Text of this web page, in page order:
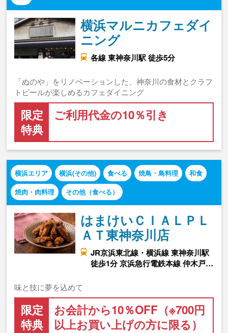
横浜マルニカフェダイ
ニング
各線 東神奈川駅 徒歩5分
「ぬのや」をリノベーションした、神奈川の食材とクラフ
トビールが楽しめるカフェダイニング
限定
特典
ご利用代金の10％引き
横浜エリア 横浜(その他) 食べる 焼鳥・鳥料理
和食
焼肉・肉料理
その他（食べる）
はまけいＣＩＡＬＰＬ
ＡＴ東神奈川店
JR京浜東北線・横浜線 東神奈川駅
徒歩1分 京浜急行電鉄本線 仲木戸…
味と技に夢を込めて
限定
特典
お会計から10％OFF（※700円
以上お買い上げの方に限る）